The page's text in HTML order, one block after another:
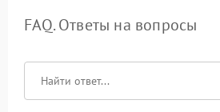
FAQ. Ответы на вопросы